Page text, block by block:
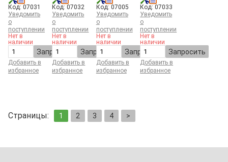
Код: 07031
Уведомить
о
поступлении
Нет в
наличии
Запросить
Добавить в
избранное
Код: 07032
Уведомить
о
поступлении
Нет в
наличии
Запросить
Добавить в
избранное
Код: 07005
Уведомить
о
поступлении
Нет в
наличии
Запросить
Добавить в
избранное
Код: 07033
Уведомить
о
поступлении
Нет в
наличии
Запросить
Добавить в
избранное
Страницы: 1 2 3 4 >